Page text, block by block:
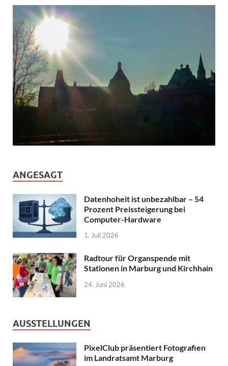
ANGESAGT
Datenhoheit ist unbezahlbar – 54
Prozent Preissteigerung bei
Computer-Hardware
1. Juli 2026
Radtour für Organspende mit
Stationen in Marburg und Kirchhain
24. Juni 2026
AUSSTELLUNGEN
PixelClub präsentiert Fotografien
im Landratsamt Marburg